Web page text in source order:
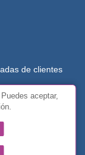
de clientes
aceptar,